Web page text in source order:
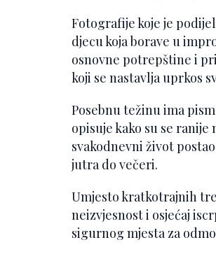
Fotografije koje je
djecu koja borave u
osnovne potrepštine i
koji se nastavlja uprkos
Posebnu težinu ima
opisuje kako su se
svakodnevni život
jutra do večeri.
Umjesto kratkotrajnih
neizvjesnost i osjećaj
sigurnog mjesta za